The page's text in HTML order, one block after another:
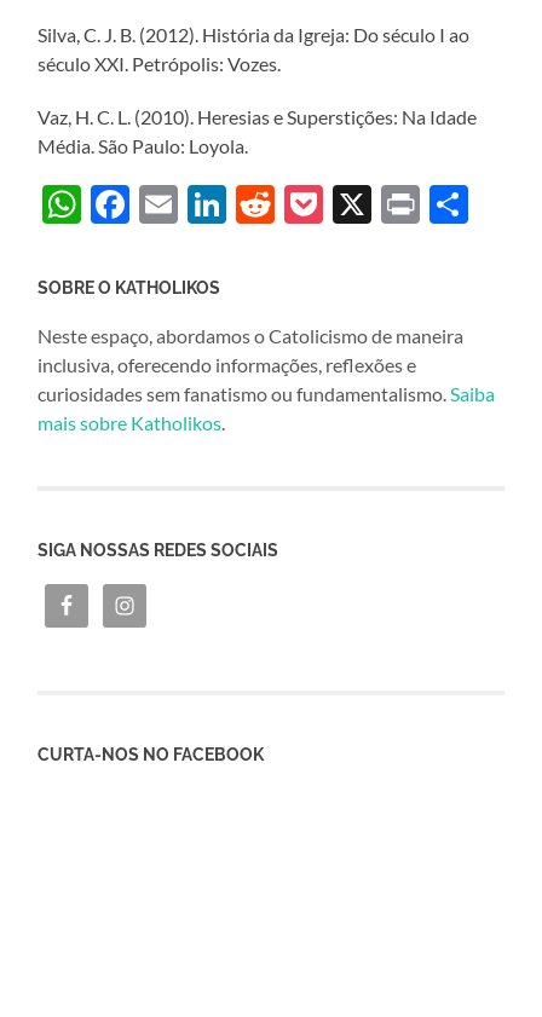
Silva, C. J. B. (2012). História da Igreja: Do século I ao
século XXI. Petrópolis: Vozes.
Vaz, H. C. L. (2010). Heresias e Superstições: Na Idade
Média. São Paulo: Loyola.
WhatsApp
Facebook
EmailLinkedIn
Reddit
Pocket
X Print
SOBRE O KATHOLIKOS
Neste espaço, abordamos o Catolicismo de maneira
inclusiva, oferecendo informações, reflexões e
curiosidades sem fanatismo ou fundamentalismo.Saiba
mais sobre Katholikos.
SIGA NOSSAS REDES SOCIAIS
CURTA-NOS NO FACEBOOK